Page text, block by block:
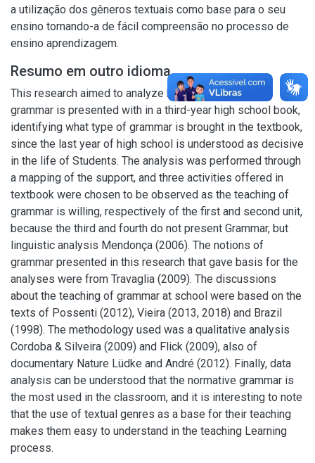
a utilização dos gêneros textuais como base para o seu
ensino tornando-a de fácil compreensão no processo de
ensino aprendizagem.
Resumo em outro idioma
This research aimed to analyze how the teaching of
grammar is presented with in a third-year high school book,
identifying what type of grammar is brought in the textbook,
since the last year of high school is understood as decisive
in the life of Students. The analysis was performed through
a mapping of the support, and three activities offered in
textbook were chosen to be observed as the teaching of
grammar is willing, respectively of the first and second unit,
because the third and fourth do not present Grammar, but
linguistic analysis Mendonça (2006). The notions of
grammar presented in this research that gave basis for the
analyses were from Travaglia (2009). The discussions
about the teaching of grammar at school were based on the
texts of Possenti (2012), Vieira (2013, 2018) and Brazil
(1998). The methodology used was a qualitative analysis
Cordoba & Silveira (2009) and Flick (2009), also of
documentary Nature Lüdke and André (2012). Finally, data
analysis can be understood that the normative grammar is
the most used in the classroom, and it is interesting to note
that the use of textual genres as a base for their teaching
makes them easy to understand in the teaching Learning
process.